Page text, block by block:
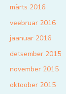
märts 2016
veebruar 2016
jaanuar 2016
detsember 2015
november 2015
oktoober 2015